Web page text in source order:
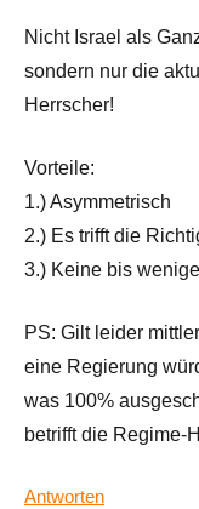
Nicht Israel als
sondern nur die
Herrscher!
Vorteile:
1.) Asymmetrisch
2.) Es trifft die
3.) Keine bis
PS: Gilt leider
eine Regierung
was 100%
betrifft die Regime-
Antworten